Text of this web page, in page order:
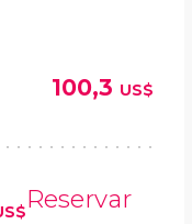
100,3 US$
Reservar